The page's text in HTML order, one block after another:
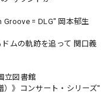
= DLG" 岡本郁生
ムの軌跡を追って 関口義
立図書館
）》コンサート・シリーズ"